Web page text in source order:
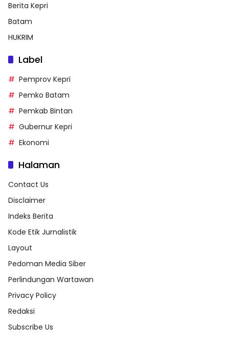
Berita Kepri
Batam
HUKRIM
Label
Pemprov Kepri
Pemko Batam
Pemkab Bintan
Gubernur Kepri
Ekonomi
Halaman
Contact Us
Disclaimer
Indeks Berita
Kode Etik Jurnalistik
Layout
Pedoman Media Siber
Perlindungan Wartawan
Privacy Policy
Redaksi
Subscribe Us